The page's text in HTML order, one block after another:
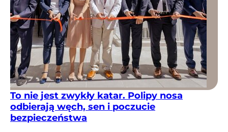
To nie jest zwykły katar. Polipy nosa
odbierają węch, sen i poczucie
bezpieczeństwa